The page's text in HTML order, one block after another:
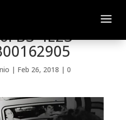
a
4E23-
| Feb 26, 2018 | 0